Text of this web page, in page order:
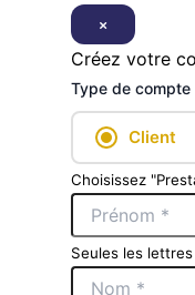
×
Créez votre
Type de compte
Client
Choisissez
Seules les